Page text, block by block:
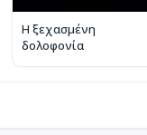
Η ξεχασμένη
δολοφονία